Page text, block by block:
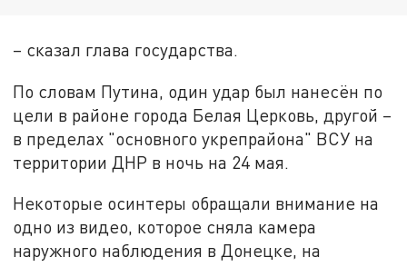
– сказал глава государства.
По словам Путина, один удар был нанесён по
цели в районе города Белая Церковь, другой –
в пределах "основного укрепрайона" ВСУ на
территории ДНР в ночь на 24 мая.
Некоторые осинтеры обращали внимание на
одно из видео, которое сняла камера
наружного наблюдения в Донецке, на